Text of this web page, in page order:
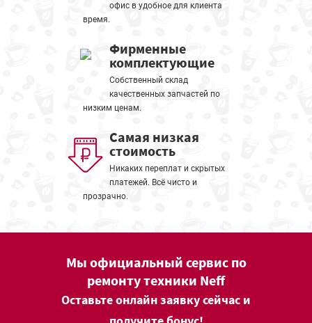
офис в удобное для клиента
время.
Фирменные
комплектующие
Собственный склад
качественных запчастей по
низким ценам.
Самая низкая
стоимость
Никаких переплат и скрытых
платежей. Всё чисто и
прозрачно.
Мы официальный сервис по
ремонту техники Neff
Оставьте онлайн заявку сейчас и